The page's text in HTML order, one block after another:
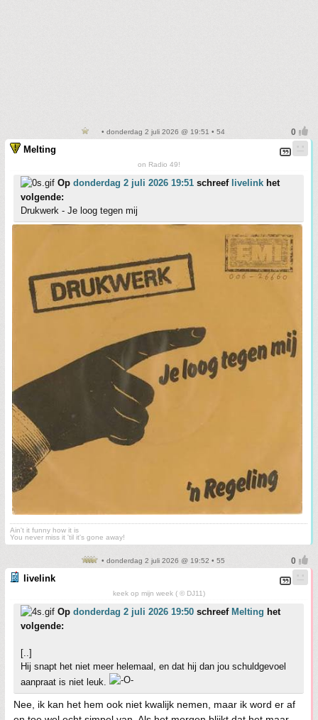
• donderdag 2 juli 2026 @ 19:51 • 54
Melting
on Radio 49!
Op donderdag 2 juli 2026 19:51 schreef livelink het
volgende:
Drukwerk - Je loog tegen mij
Ain't it funny how it is
You never miss it 'til it's gone away!
• donderdag 2 juli 2026 @ 19:52 • 55
livelink
keek op mijn week ( © DJ11)
Op donderdag 2 juli 2026 19:50 schreef Melting het
volgende:
[..]
Hij snapt het niet meer helemaal, en dat hij dan jou schuldgevoel
aanpraat is niet leuk.
Nee, ik kan het hem ook niet kwalijk nemen, maar ik word er af